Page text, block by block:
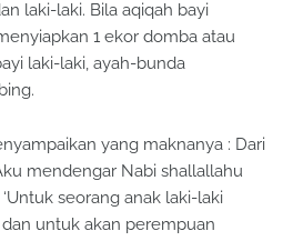
1 ekor domba atau
laki-laki, ayah-bunda
mendengar Nabi shallallahu
seorang anak laki-laki
untuk akan perempuan
mengapa bagi kalian apakah